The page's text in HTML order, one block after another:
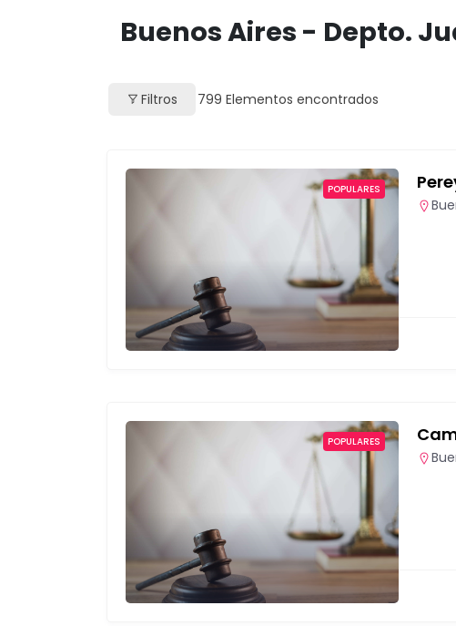
Buenos Aires - Depto.
Filtros 799 Elementos encontrados
POPULARES
POPULARES